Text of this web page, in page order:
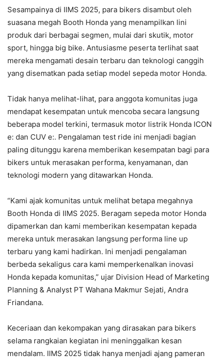
Sesampainya di IIMS 2025, para bikers disambut oleh
suasana megah Booth Honda yang menampilkan lini
produk dari berbagai segmen, mulai dari skutik, motor
sport, hingga big bike. Antusiasme peserta terlihat saat
mereka mengamati desain terbaru dan teknologi canggih
yang disematkan pada setiap model sepeda motor Honda.
Tidak hanya melihat-lihat, para anggota komunitas juga
mendapat kesempatan untuk mencoba secara langsung
beberapa model terkini, termasuk motor listrik Honda ICON
e: dan CUV e:. Pengalaman test ride ini menjadi bagian
paling ditunggu karena memberikan kesempatan bagi para
bikers untuk merasakan performa, kenyamanan, dan
teknologi modern yang ditawarkan Honda.
“Kami ajak komunitas untuk melihat betapa megahnya
Booth Honda di IIMS 2025. Beragam sepeda motor Honda
dipamerkan dan kami memberikan kesempatan kepada
mereka untuk merasakan langsung performa line up
terbaru yang kami hadirkan. Ini menjadi pengalaman
berbeda sekaligus cara kami memperkenalkan inovasi
Honda kepada komunitas,” ujar Division Head of Marketing
Planning & Analyst PT Wahana Makmur Sejati, Andra
Friandana.
Keceriaan dan kekompakan yang dirasakan para bikers
selama rangkaian kegiatan ini meninggalkan kesan
mendalam. IIMS 2025 tidak hanya menjadi ajang pameran